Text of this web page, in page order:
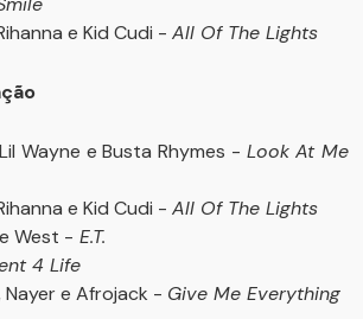
e Kid Cudi - All Of The Lights
Wayne e Busta Rhymes - Look At Me
e Kid Cudi - All Of The Lights
West - E.T.
4 Life
Nayer e Afrojack - Give Me Everything